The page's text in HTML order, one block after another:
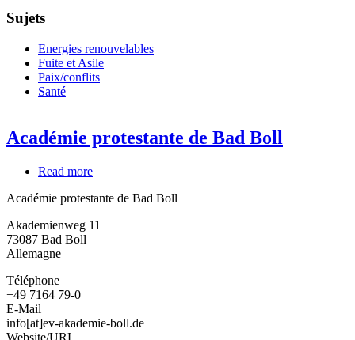
Sujets
Energies renouvelables
Fuite et Asile
Paix/conflits
Santé
Académie protestante de Bad Boll
Read more
protestante
Bad
Académie protestante de Bad Boll
Akademienweg 11
73087 Bad Boll
Allemagne
Téléphone
+49 7164 79-0
E-Mail
info[at]ev-akademie-boll.de
Website/URL